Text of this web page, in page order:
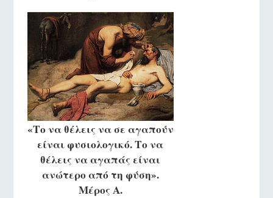
«Το να θέλεις να σε αγαπούν
είναι φυσιολογικό. Το να
θέλεις να αγαπάς είναι
ανώτερο από τη φύση».
Μέρος Α.